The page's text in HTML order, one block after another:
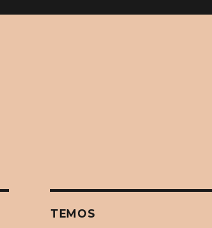
TEMOS